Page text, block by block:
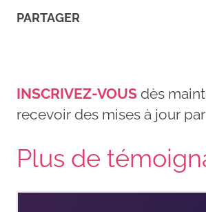
PARTAGER
INSCRIVEZ-VOUS dès
recevoir des mises à jour
Plus de